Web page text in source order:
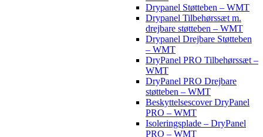
Drypanel Støtteben – WMT
Drypanel Tilbehørssæt m.
drejbare støtteben – WMT
Drypanel Drejbare Støtteben
– WMT
DryPanel PRO Tilbehørssæt –
WMT
DryPanel PRO Drejbare
støtteben – WMT
Beskyttelsescover DryPanel
PRO – WMT
Isoleringsplade – DryPanel
PRO – WMT